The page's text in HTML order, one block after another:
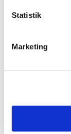
Statistik
Marketing